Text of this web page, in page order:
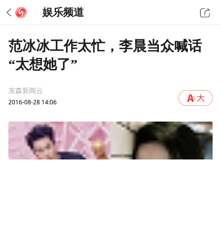
娱乐频道
范冰冰工作太忙，李晨当众喊话
“太想她了”
东森新闻云
2016-08-28 14:06